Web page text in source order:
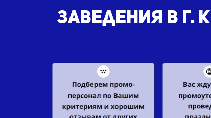
заведения в г.